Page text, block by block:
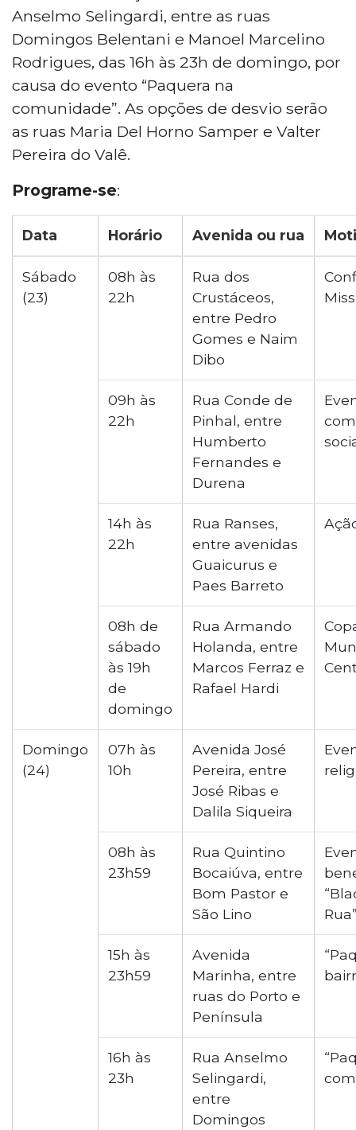
Anselmo Selingardi, entre as ruas
Domingos Belentani e Manoel Marcelino
Rodrigues, das 16h às 23h de domingo, por
causa do evento “Paquera na
comunidade”. As opções de desvio serão
as ruas Maria Del Horno Samper e Valter
Pereira do Valê.
Programe-se:
Data Horário Avenida ou rua
Sábado
(23)
08h às
22h
Rua dos
Crustáceos,
entre Pedro
Gomes e Naim
Dibo
09h às
22h
Rua Conde de
Pinhal, entre
Humberto
Fernandes e
Durena
14h às
22h
Rua Ranses,
entre avenidas
Guaicurus e
Paes Barreto
08h de
sábado
às 19h
de
domingo
Rua Armando
Holanda, entre
Marcos Ferraz e
Rafael Hardi
Domingo
(24)
07h às
10h
Avenida José
Pereira, entre
José Ribas e
Dalila Siqueira
08h às
23h59
Rua Quintino
Bocaiúva, entre
Bom Pastor e
São Lino
15h às
23h59
Avenida
Marinha, entre
ruas do Porto e
Península
16h às
23h
Rua Anselmo
Selingardi,
entre
Domingos